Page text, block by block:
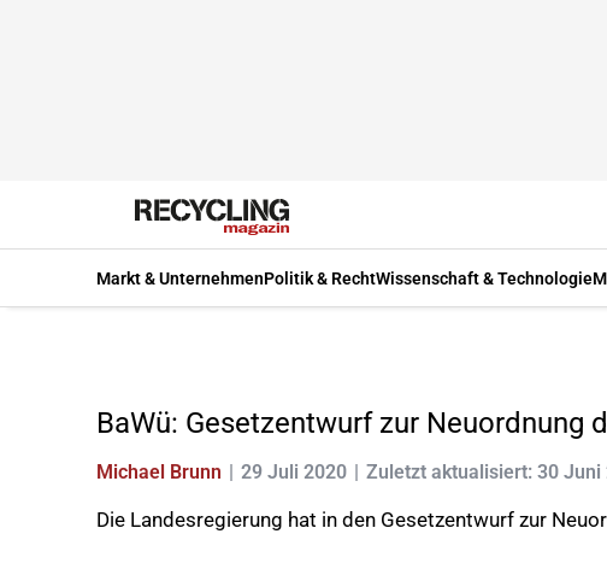
Markt & UnternehmenPolitik & RechtWissenschaft & Technologie
BaWü: Gesetzentwurf zur Neuordnung
Michael Brunn 29 Juli 2020 Zuletzt aktualisiert: 30 Juni
Die Landesregierung hat in den Gesetzentwurf zur